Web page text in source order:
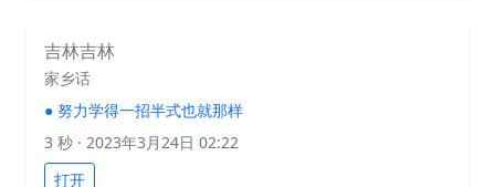
吉林吉林
家乡话
● 努力学得一招半式也就那样
3 秒 · 2023年3月24日 02:22
打开